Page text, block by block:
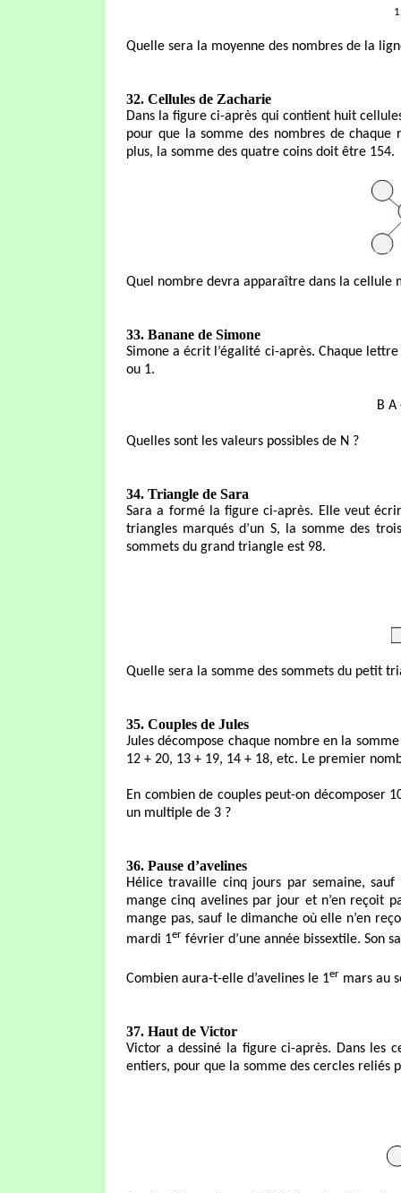
Quelle sera la moyenne des nombres de la
32. Cellules de Zacharie
Dans la figure ci-après qui contient huit
pour que la somme des nombres de
plus, la somme des quatre coins doit être 154.
Quel nombre devra apparaître dans la cellule
33. Banane de Simone
Simone a écrit l’égalité ci-après. Chaque
ou 1.
B A
Quelles sont les valeurs possibles de N ?
34. Triangle de Sara
Sara a formé la figure ci-après. Elle veut
triangles marqués d’un S, la somme des
sommets du grand triangle est 98.
Quelle sera la somme des sommets du petit
35. Couples de Jules
Jules décompose chaque nombre en la
12 + 20, 13 + 19, 14 + 18, etc. Le premier
En combien de couples peut-on décomposer
un multiple de 3 ?
36. Pause d’avelines
Hélice travaille cinq jours par semaine,
mange cinq avelines par jour et n’en reçoit
mange pas, sauf le dimanche où elle n’en
mardi 1er février d’une année bissextile. Son
Combien aura-t-elle d’avelines le 1er mars au
37. Haut de Victor
Victor a dessiné la figure ci-après. Dans les
entiers, pour que la somme des cercles reliés